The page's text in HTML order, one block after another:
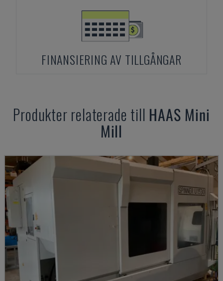
FINANSIERING AV TILLGÅNGAR
Produkter relaterade till HAAS Mini
Mill